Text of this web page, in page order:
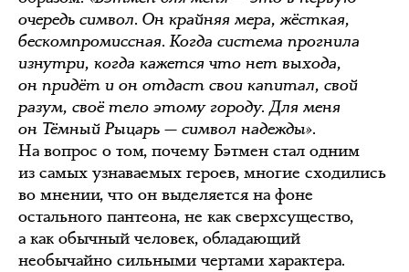
очередь символ. Он крайняя мера, жёсткая,
бескомпромиссная. Когда система прогнила
изнутри, когда кажется что нет выхода,
он придёт и он отдаст свои капитал, свой
разум, своё тело этому городу. Для меня
он Тёмный Рыцарь — символ надежды».
На вопрос о том, почему Бэтмен стал одним
из самых узнаваемых героев, многие сходились
во мнении, что он выделяется на фоне
остального пантеона, не как сверхсущество,
а как обычный человек, обладающий
необычайно сильными чертами характера.